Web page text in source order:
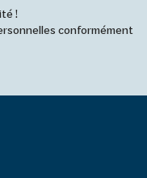
!
conformément